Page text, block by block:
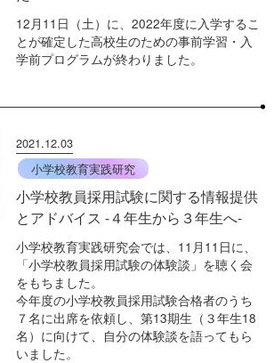
12月11日（土）に、2022年度に入学するこ
とが確定した高校生のための事前学習・入
学前プログラムが終わりました。
2021.12.03
小学校教育実践研究
小学校教員採用試験に関する情報提供
とアドバイス -４年生から３年生へ-
小学校教育実践研究会では、11月11日に、
「小学校教員採用試験の体験談」を聴く会
をもちました。
今年度の小学校教員採用試験合格者のうち
７名に出席を依頼し、第13期生（３年生18
名）に向けて、自分の体験談を語ってもら
いました。